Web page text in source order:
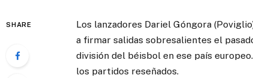
SHARE
Los lanzadores Dariel Góngora
a firmar salidas sobresalientes el
división del béisbol en ese país
los partidos reseñados.